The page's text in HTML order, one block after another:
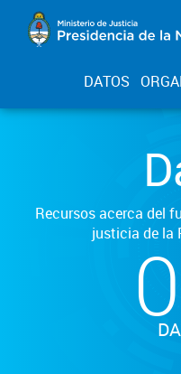
DATOS
Recursos acerca del
justicia de la